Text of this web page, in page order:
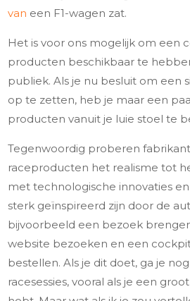
van een F1-wagen zat.
Het is voor ons mogelijk om een
producten beschikbaar te
publiek. Als je nu besluit om een
op te zetten, heb je maar een
producten vanuit je luie stoel te
Tegenwoordig proberen
raceproducten het realisme tot
met technologische innovaties
sterk geïnspireerd zijn door de
bijvoorbeeld een bezoek
website bezoeken en een
bestellen. Als je dit doet, ga je
racesessies, vooral als je een